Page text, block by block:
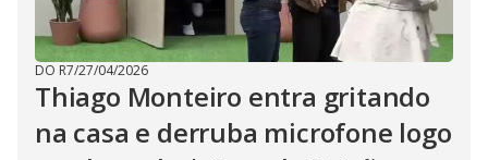
DO R7/27/04/2026
Thiago Monteiro entra gritando
na casa e derruba microfone logo